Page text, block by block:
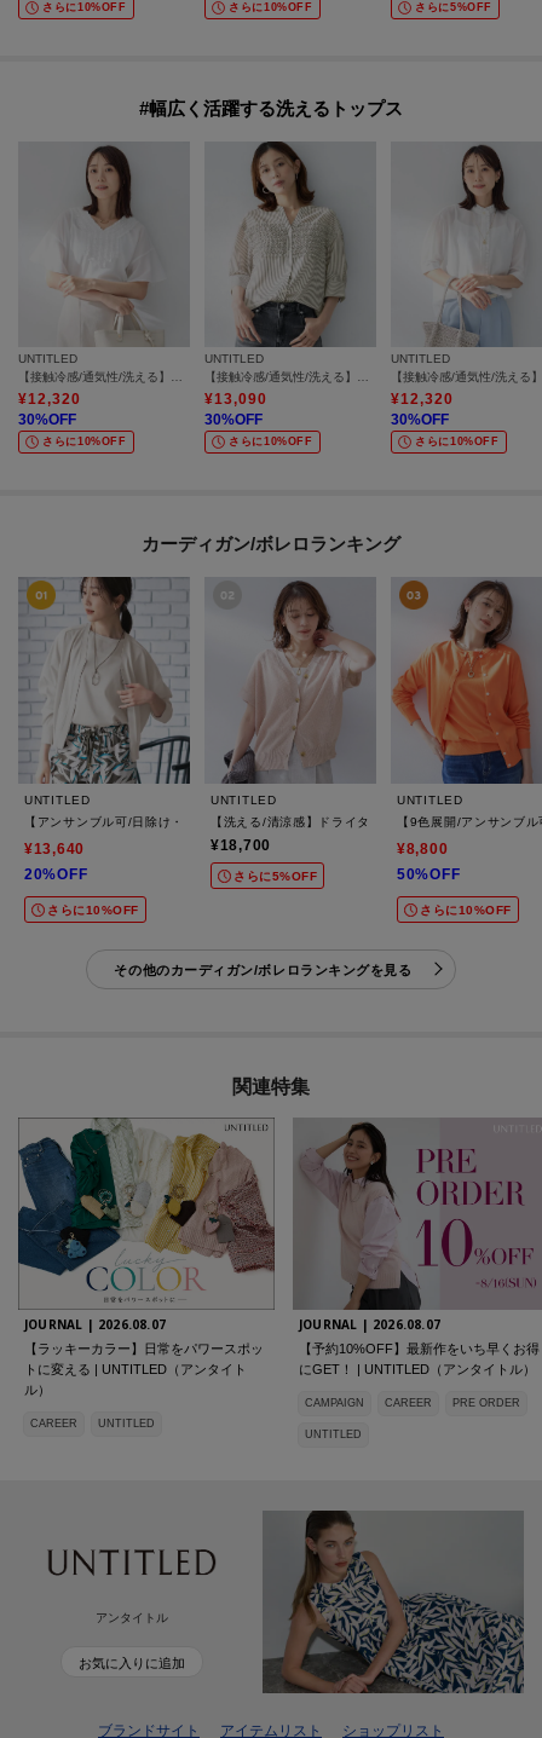
さらに10%OFF さらに10%OFF さらに5%OFF
#幅広く活躍する洗えるトップス
UNTITLED
【接触冷感/通気性/洗える】Vネックフリルブラウス
¥12,320
30%OFF
さらに10%OFF
UNTITLED
【接触冷感/通気性/洗える】フロントフリルブラウス
¥13,090
30%OFF
さらに10%OFF
UNTITLED
¥12,320
30%OFF
さらに10%OFF
カーディガン/ボレロランキング
UNTITLED
【アンサンブル可/日除け・冷房対策】シアーレーヨンZIPカーディガン
¥13,640
20%OFF
さらに10%OFF
UNTITLED
【洗える/清涼感】ドライタッチスリーブレスカーディガ
¥18,700
さらに5%OFF
UNTITLED
【9色展開/アンサンブ
¥8,800
50%OFF
さらに10%OFF
その他のカーディガン/ボレロランキングを見る
関連特集
JOURNAL | 2026.08.07
【ラッキーカラー】日常をパワースポッ
トに変える | UNTITLED（アンタイト
ル）
CAREER UNTITLED
JOURNAL | 2026.08.07
【予約10%OFF】最新作をいち早くお得
にGET！ | UNTITLED（アンタイトル）
CAMPAIGN CAREER PRE ORDER
UNTITLED
アンタイトル
お気に入りに追加
ブランドサイト アイテムリスト ショップリスト